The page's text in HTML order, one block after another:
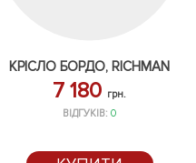
КРІСЛО БОРДО, RICHMAN
7 180 грн.
ВІДГУКІВ:0